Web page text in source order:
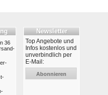
36
Newsletter
Top Angebote und
Infos kostenlos und
unverbindlich per
E-Mail:
Abonnieren